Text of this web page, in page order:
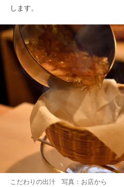
します。
こだわりの出汁 写真：お店から